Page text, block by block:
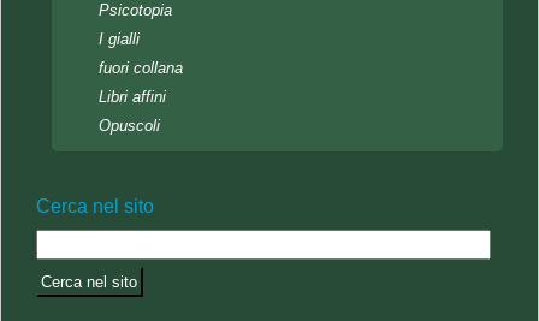
Psicotopia
I gialli
fuori collana
Libri affini
Opuscoli
Cerca nel sito